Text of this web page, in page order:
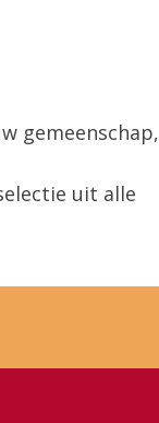
gemeenschap,
uit alle